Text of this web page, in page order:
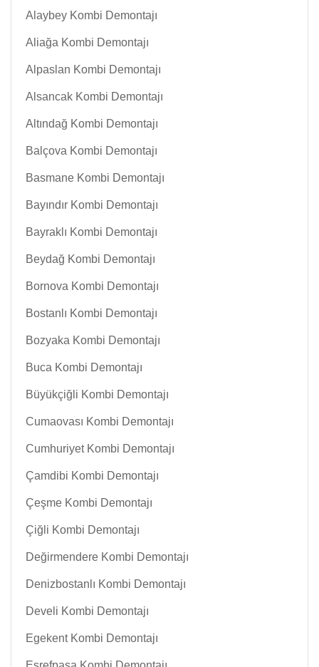
Alaybey Kombi Demontajı
Aliağa Kombi Demontajı
Alpaslan Kombi Demontajı
Alsancak Kombi Demontajı
Altındağ Kombi Demontajı
Balçova Kombi Demontajı
Basmane Kombi Demontajı
Bayındır Kombi Demontajı
Bayraklı Kombi Demontajı
Beydağ Kombi Demontajı
Bornova Kombi Demontajı
Bostanlı Kombi Demontajı
Bozyaka Kombi Demontajı
Buca Kombi Demontajı
Büyükçiğli Kombi Demontajı
Cumaovası Kombi Demontajı
Cumhuriyet Kombi Demontajı
Çamdibi Kombi Demontajı
Çeşme Kombi Demontajı
Çiğli Kombi Demontajı
Değirmendere Kombi Demontajı
Denizbostanlı Kombi Demontajı
Develi Kombi Demontajı
Egekent Kombi Demontajı